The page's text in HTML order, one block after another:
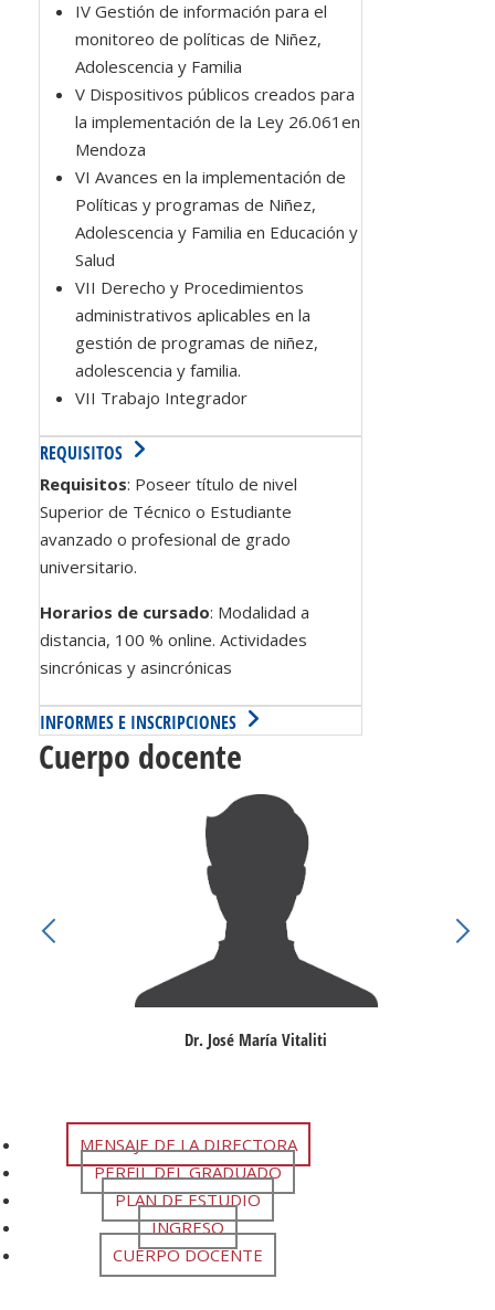
IV Gestión de información para el
monitoreo de políticas de Niñez,
Adolescencia y Familia
V Dispositivos públicos creados para
la implementación de la Ley 26.061en
Mendoza
VI Avances en la implementación de
Políticas y programas de Niñez,
Adolescencia y Familia en Educación y
Salud
VII Derecho y Procedimientos
administrativos aplicables en la
gestión de programas de niñez,
adolescencia y familia.
VII Trabajo Integrador
REQUISITOS
Requisitos: Poseer título de nivel
Superior de Técnico o Estudiante
avanzado o profesional de grado
universitario.
Horarios de cursado: Modalidad a
distancia, 100 % online. Actividades
sincrónicas y asincrónicas
INFORMES E INSCRIPCIONES
Cuerpo docente
Dr. José María Vitaliti
MENSAJE DE LA DIRECTORA
PERFIL DEL GRADUADO
PLAN DE ESTUDIO
INGRESO
CUERPO DOCENTE